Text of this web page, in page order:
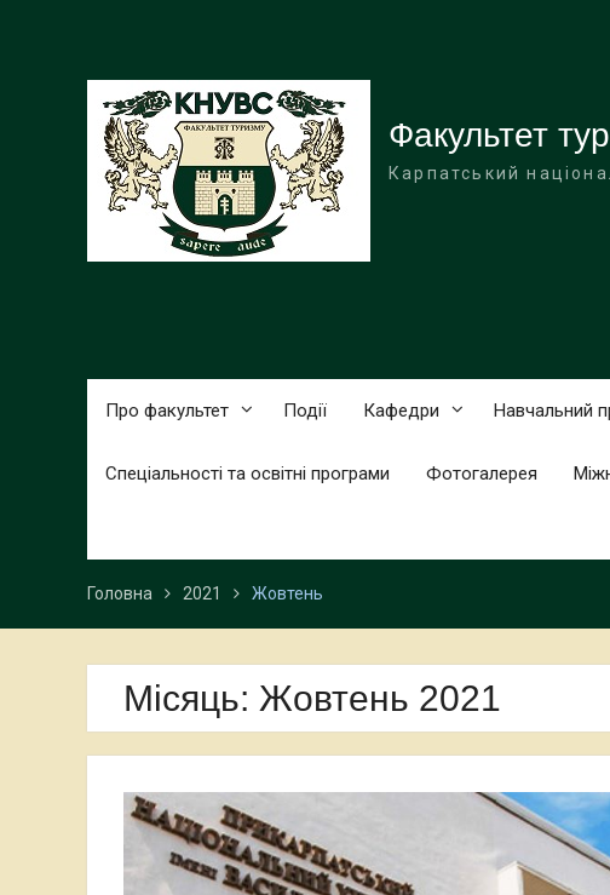
Факультет
Карпатський
Про факультет Події Кафедри Навчальний
Спеціальності та освітні програми Фотогалерея
Головна 2021 Жовтень
Місяць: Жовтень 2021